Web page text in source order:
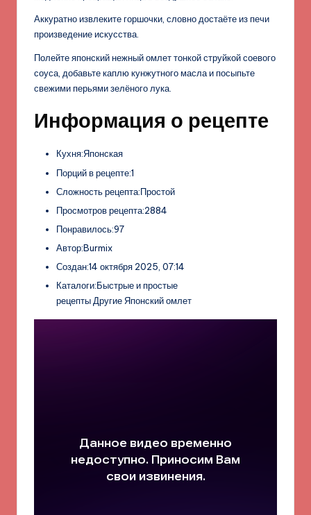
Аккуратно извлеките горшочки, словно достаёте из печи
произведение искусства.
Полейте японский нежный омлет тонкой струйкой соевого
соуса, добавьте каплю кунжутного масла и посыпьте
свежими перьями зелёного лука.
Информация о рецепте
Кухня:Японская
Порций в рецепте:1
Сложность рецепта:Простой
Просмотров рецепта:2884
Понравилось:97
Автор:Burmix
Создан:14 октября 2025, 07:14
Каталоги:Быстрые и простые
рецепты Другие Японский омлет